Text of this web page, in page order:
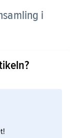
i